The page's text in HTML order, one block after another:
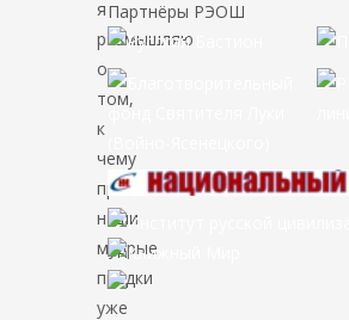
я
размышляю
о
том,
к
чему
пришли
наши
мудрые
предки
уже
Партнёры РЭОШ